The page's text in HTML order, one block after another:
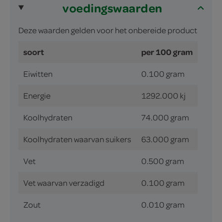
voedingswaarden
Deze waarden gelden voor het onbereide product
soort per 100 gram
Eiwitten 0.100 gram
Energie 1292.000 kj
Koolhydraten 74.000 gram
Koolhydraten waarvan suikers 63.000 gram
Vet 0.500 gram
Vet waarvan verzadigd 0.100 gram
Zout 0.010 gram